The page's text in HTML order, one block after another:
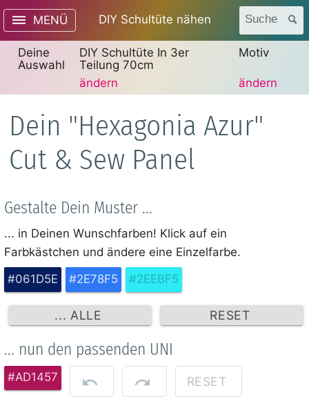
MENÜ DIY Schultüte nähen Suche
Deine
Auswahl
DIY Schultüte In 3er
Teilung 70cm
ändern
Motiv
ändern
Dein "Hexagonia Azur"
Cut & Sew Panel
Gestalte Dein Muster ...
... in Deinen Wunschfarben! Klick auf ein
Farbkästchen und ändere eine Einzelfarbe.
#061D5E
#2E78F5 #2EEBF5
... ALLE RESET
... nun den passenden UNI
#AD1457 RESET